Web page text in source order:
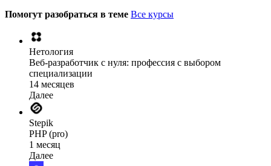
Помогут разобраться в теме Все курсы
Нетология
Веб-разработчик с нуля: профессия с выбором
специализации
14 месяцев
Далее
Stepik
PHP (pro)
1 месяц
Далее